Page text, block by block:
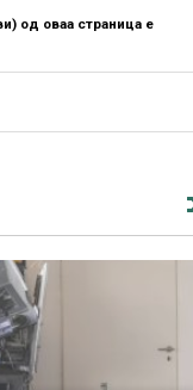
од оваа страница е